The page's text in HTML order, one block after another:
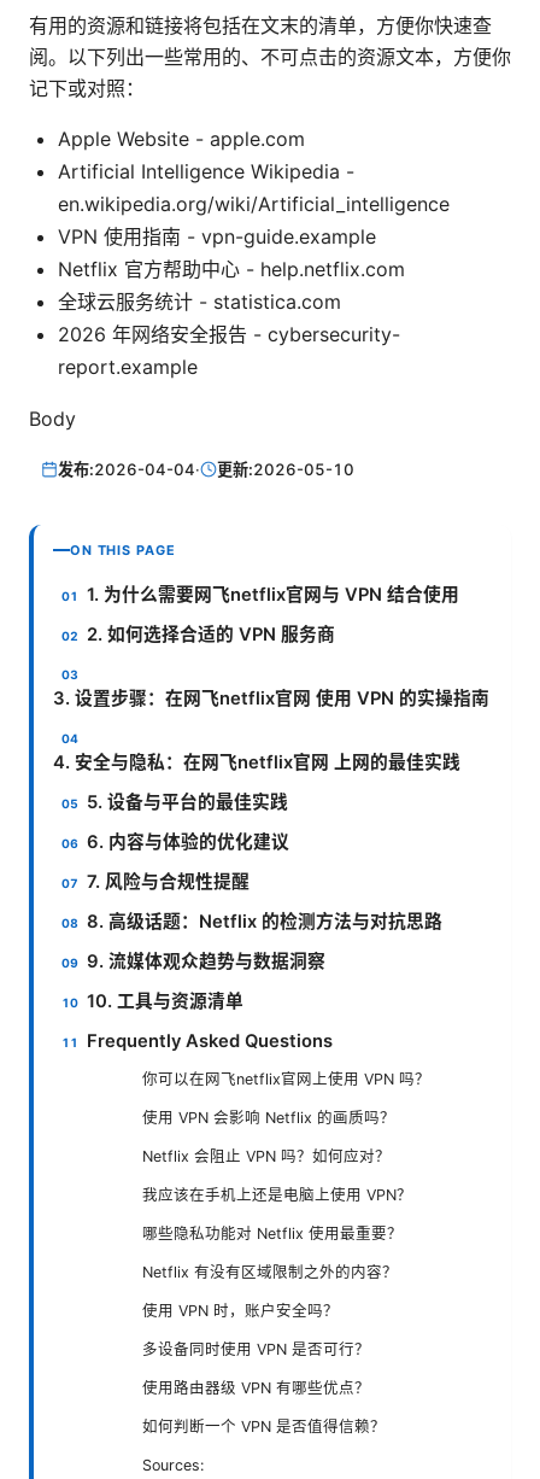
有用的资源和链接将包括在文末的清单，方便你快速查
阅。以下列出一些常用的、不可点击的资源文本，方便你
记下或对照：
Apple Website - apple.com
Artificial Intelligence Wikipedia -
en.wikipedia.org/wiki/Artificial_intelligence
VPN 使用指南 - vpn-guide.example
Netflix 官方帮助中心 - help.netflix.com
全球云服务统计 - statistica.com
2026 年网络安全报告 - cybersecurity-
report.example
Body
发布:2026-04-04· 更新:2026-05-10
ON THIS PAGE
1. 为什么需要网飞netflix官网与 VPN 结合使用
2. 如何选择合适的 VPN 服务商
3. 设置步骤：在网飞netflix官网 使用 VPN 的实操指南
4. 安全与隐私：在网飞netflix官网 上网的最佳实践
5. 设备与平台的最佳实践
6. 内容与体验的优化建议
7. 风险与合规性提醒
8. 高级话题：Netflix 的检测方法与对抗思路
9. 流媒体观众趋势与数据洞察
10. 工具与资源清单
Frequently Asked Questions
你可以在网飞netflix官网上使用 VPN 吗？
使用 VPN 会影响 Netflix 的画质吗？
Netflix 会阻止 VPN 吗？如何应对？
我应该在手机上还是电脑上使用 VPN？
哪些隐私功能对 Netflix 使用最重要？
Netflix 有没有区域限制之外的内容？
使用 VPN 时，账户安全吗？
多设备同时使用 VPN 是否可行？
使用路由器级 VPN 有哪些优点？
如何判断一个 VPN 是否值得信赖？
Sources: